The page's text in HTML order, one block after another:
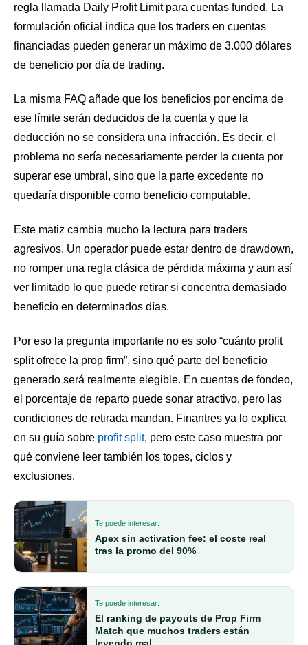
regla llamada Daily Profit Limit para cuentas funded. La
formulación oficial indica que los traders en cuentas
financiadas pueden generar un máximo de 3.000 dólares
de beneficio por día de trading.
La misma FAQ añade que los beneficios por encima de
ese límite serán deducidos de la cuenta y que la
deducción no se considera una infracción. Es decir, el
problema no sería necesariamente perder la cuenta por
superar ese umbral, sino que la parte excedente no
quedaría disponible como beneficio computable.
Este matiz cambia mucho la lectura para traders
agresivos. Un operador puede estar dentro de drawdown,
no romper una regla clásica de pérdida máxima y aun así
ver limitado lo que puede retirar si concentra demasiado
beneficio en determinados días.
Por eso la pregunta importante no es solo “cuánto profit
split ofrece la prop firm”, sino qué parte del beneficio
generado será realmente elegible. En cuentas de fondeo,
el porcentaje de reparto puede sonar atractivo, pero las
condiciones de retirada mandan. Finantres ya lo explica
en su guía sobre profit split, pero este caso muestra por
qué conviene leer también los topes, ciclos y
exclusiones.
Te puede interesar:
Apex sin activation fee: el coste real
tras la promo del 90%
Te puede interesar:
El ranking de payouts de Prop Firm
Match que muchos traders están
leyendo mal